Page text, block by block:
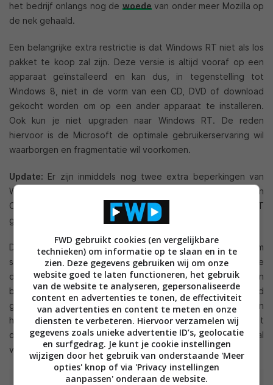
het bedrijf onlangs nog de woedevan onder meer Mozilla op
de nek gehaald.
Een belangrijke extra restrictie is dat Windows RT niet als los
pakket te koop zal zijn. Deze versie is altijd vooraf op een
apparaat geïnstalleerd en kan dus, in tegenstelling tot
Windows 8, niet in de vorm van een CD, DVD of download
gekocht worden om op een ander apparaat te installeren.
Ook kun je niet upgraden naar Windows RT. De reden
hiervoor is de Microsoft de optimale gebruikerservaring wil
waarborgen en fragmentatie wil voorkomen.
Update: Er zijn inmiddels nog twee extra beperkingen van
Windows RT opgedoken, waaronder zakelijk gebruik van
Office 2013 RT en randapparatuur die Windows RT
gecertificeerd moet zijn. Lees hier meer over in
De lancering van het nieuwe Windows 8 besturingssysteem
staat gepland voor de herfst van dit jaar maar een exacte
datum is nog niet bekendgemaakt. Waarschijnlijk worden
beide versies van het besturingssysteem tegelijkertijd
gelanceerd maar Microsoft gaf tijdens de presentatie van
haar eigenSurface tabletsaan dat de Windows 8 variant
drie maanden na de lancering van de RT variant zal
verschijnen.
FWD gebruikt cookies (en vergelijkbare
technieken) om informatie op te slaan en in te
zien. Deze gegevens gebruiken wij om onze
website goed te laten functioneren, het gebruik
van de website te analyseren, gepersonaliseerde
content en advertenties te tonen, de effectiviteit
van advertenties en content te meten en onze
diensten te verbeteren. Hiervoor verzamelen wij
gegevens zoals unieke advertentie ID’s, geolocatie
en surfgedrag. Je kunt je cookie instellingen
wijzigen door het gebruik van onderstaande 'Meer
opties' knop of via 'Privacy instellingen
aanpassen' onderaan de website.